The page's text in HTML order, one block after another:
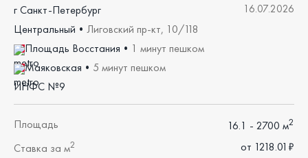
16.07.2026
г Санкт-Петербург
Центральный • Лиговский пр-кт, 10/118
Площадь Восстания • 1 минут пешком
Маяковская • 5 минут пешком
ИНФС №9
Площадь 16.1 - 2700 м2
Ставка за м2 от 1218.01₽